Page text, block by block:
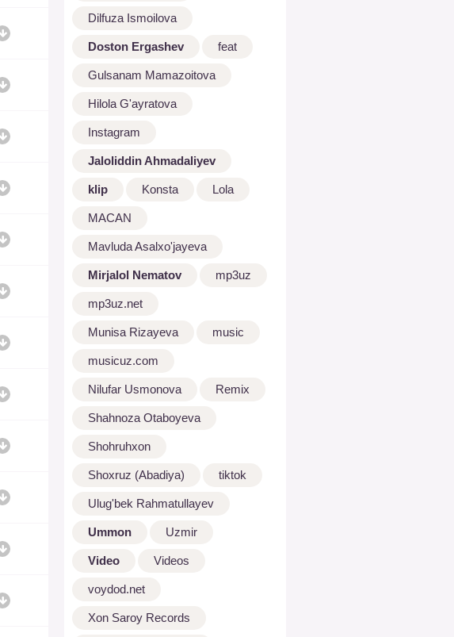
Dilfuza Ismoilova
Doston Ergashev feat
Gulsanam Mamazoitova
Hilola G'ayratova
Instagram
Jaloliddin Ahmadaliyev
klip Konsta Lola
MACAN
Mavluda Asalxo'jayeva
Mirjalol Nematov mp3uz
mp3uz.net
Munisa Rizayeva music
musicuz.com
Nilufar Usmonova Remix
Shahnoza Otaboyeva
Shohruhxon
Shoxruz (Abadiya) tiktok
Ulug'bek Rahmatullayev
Ummon Uzmir
Video Videos
voydod.net
Xon Saroy Records